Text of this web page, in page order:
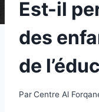
Est-il
des
de
ParCentre Al